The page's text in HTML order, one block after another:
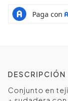
DESCRIPCIÓN
Conjunto en